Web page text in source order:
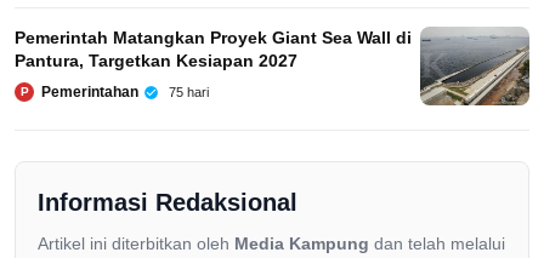
Pemerintah Matangkan Proyek Giant Sea Wall di
Pantura, Targetkan Kesiapan 2027
P Pemerintahan 75 hari
Informasi Redaksional
Artikel ini diterbitkan oleh Media Kampung dan telah melalui